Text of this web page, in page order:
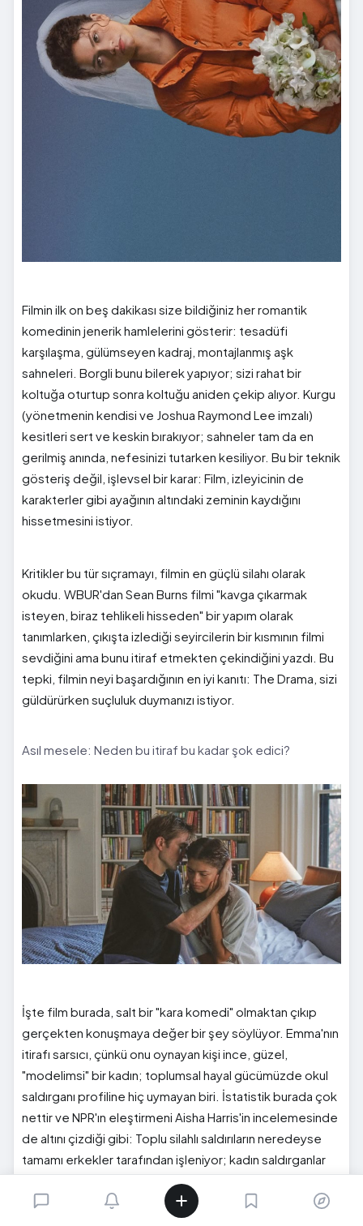
Filmin ilk on beş dakikası size bildiğiniz her romantik
komedinin jenerik hamlelerini gösterir: tesadüfi
karşılaşma, gülümseyen kadraj, montajlanmış aşk
sahneleri. Borgli bunu bilerek yapıyor; sizi rahat bir
koltuğa oturtup sonra koltuğu aniden çekip alıyor. Kurgu
(yönetmenin kendisi ve Joshua Raymond Lee imzalı)
kesitleri sert ve keskin bırakıyor; sahneler tam da en
gerilmiş anında, nefesinizi tutarken kesiliyor. Bu bir teknik
gösteriş değil, işlevsel bir karar: Film, izleyicinin de
karakterler gibi ayağının altındaki zeminin kaydığını
hissetmesini istiyor.
Kritikler bu tür sıçramayı, filmin en güçlü silahı olarak
okudu. WBUR'dan Sean Burns filmi "kavga çıkarmak
isteyen, biraz tehlikeli hisseden" bir yapım olarak
tanımlarken, çıkışta izlediği seyircilerin bir kısmının filmi
sevdiğini ama bunu itiraf etmekten çekindiğini yazdı. Bu
tepki, filmin neyi başardığının en iyi kanıtı: The Drama, sizi
güldürürken suçluluk duymanızı istiyor.
Asıl mesele: Neden bu itiraf bu kadar şok edici?
İşte film burada, salt bir "kara komedi" olmaktan çıkıp
gerçekten konuşmaya değer bir şey söylüyor. Emma'nın
itirafı sarsıcı, çünkü onu oynayan kişi ince, güzel,
"modelimsi" bir kadın; toplumsal hayal gücümüzde okul
saldırganı profiline hiç uymayan biri. İstatistik burada çok
nettir ve NPR'ın eleştirmeni Aisha Harris'in incelemesinde
de altını çizdiği gibi: Toplu silahlı saldırıların neredeyse
tamamı erkekler tarafından işleniyor; kadın saldırganlar
istatistiksel olarak bir istisna sayılacak kadar nadir.
Emma'nın itirafının bu kadar "düşünülemez" gelmesinin
sebebi, aslında saldırganlık ile cinsiyet arasında